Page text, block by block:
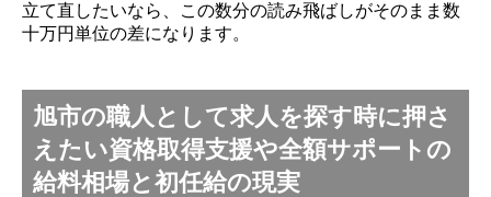
立て直したいなら、この数分の読み飛ばしがそのまま数
十万円単位の差になります。
旭市の職人として求人を探す時に押さ
えたい資格取得支援や全額サポートの
給料相場と初任給の現実